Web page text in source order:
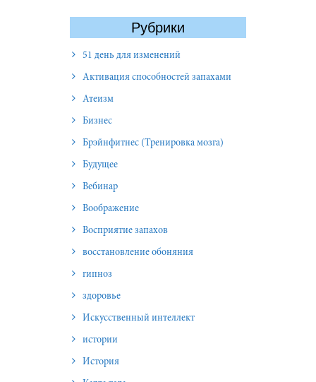
Рубрики
51 день для изменений
Активация способностей запахами
Атеизм
Бизнес
Брэйнфитнес (Тренировка мозга)
Будущее
Вебинар
Воображение
Восприятие запахов
восстановление обоняния
гипноз
здоровье
Искусственный интеллект
истории
История